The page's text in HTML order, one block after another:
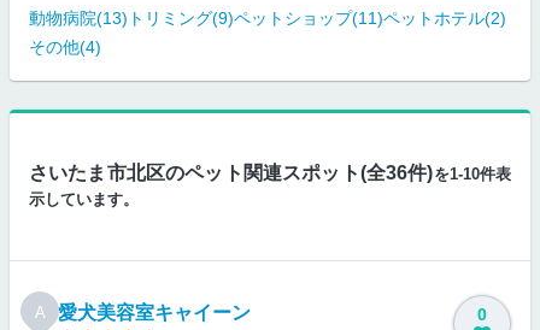
動物病院(13) トリミング(9)ペットショップ(11)ペットホテル(2)
その他(4)
さいたま市北区のペット関連スポット(全36件)を1-10件表
示しています。
A 愛犬美容室キャイーン 0